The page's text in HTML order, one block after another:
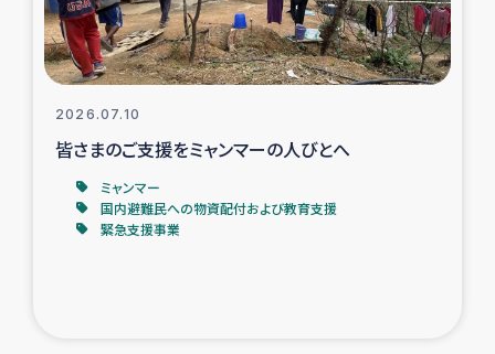
2026.07.10
皆さまのご支援をミャンマーの人びとへ
ミャンマー
国内避難民への物資配付および教育支援
緊急支援事業